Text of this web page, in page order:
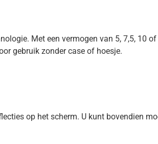
Met een vermogen van 5, 7,5, 10
gebruik zonder case of hoesje.
op het scherm. U kunt bovendien